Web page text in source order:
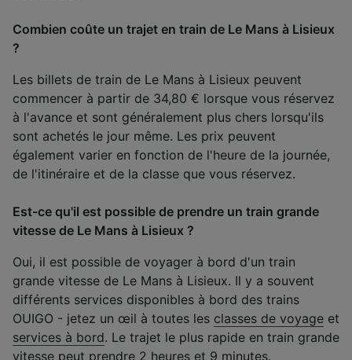
Combien coûte un trajet en train de Le Mans à Lisieux
?
Les billets de train de Le Mans à Lisieux peuvent
commencer à partir de 34,80 € lorsque vous réservez
à l'avance et sont généralement plus chers lorsqu'ils
sont achetés le jour même. Les prix peuvent
également varier en fonction de l'heure de la journée,
de l'itinéraire et de la classe que vous réservez.
Est-ce qu'il est possible de prendre un train grande
vitesse de Le Mans à Lisieux ?
Oui, il est possible de voyager à bord d'un train
grande vitesse de Le Mans à Lisieux. Il y a souvent
différents services disponibles à bord des trains
OUIGO - jetez un œil à toutes les classes de voyage et
services à bord. Le trajet le plus rapide en train grande
vitesse peut prendre 2 heures et 9 minutes.